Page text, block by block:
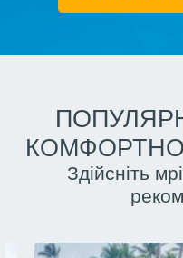
Здійсніть